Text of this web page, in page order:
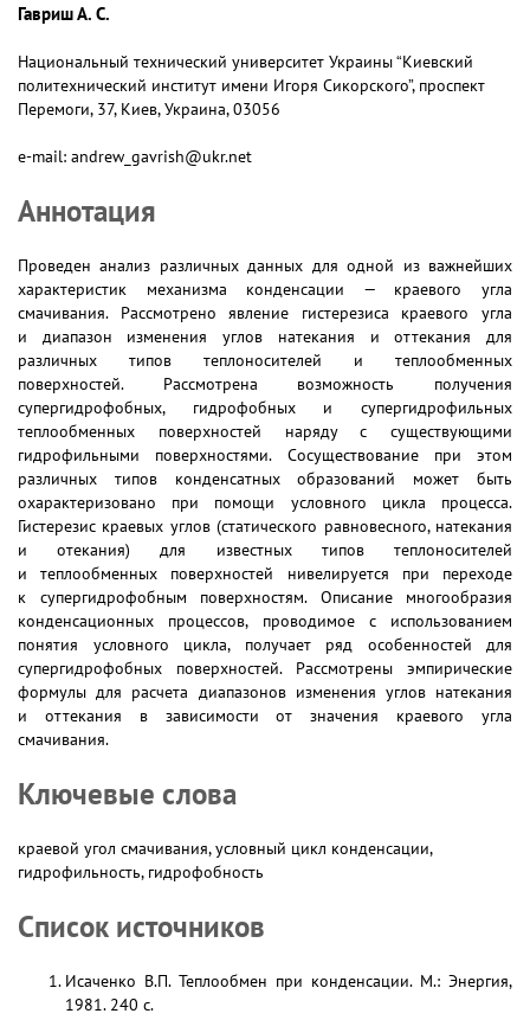
Гавриш А. С.
Национальный технический университет Украины “Киевский
политехнический институт имени Игоря Сикорского”, проспект
Перемоги, 37, Киев, Украина, 03056
e-mail: andrew_gavrish@ukr.net
Аннотация
Проведен анализ различных данных для одной из важнейших
характеристик механизма конденсации — краевого угла
смачивания. Рассмотрено явление гистерезиса краевого угла
и диапазон изменения углов натекания и оттекания для
различных типов теплоносителей и теплообменных
поверхностей. Рассмотрена возможность получения
супергидрофобных, гидрофобных и супергидрофильных
теплообменных поверхностей наряду с существующими
гидрофильными поверхностями. Сосуществование при этом
различных типов конденсатных образований может быть
охарактеризовано при помощи условного цикла процесса.
Гистерезис краевых углов (статического равновесного, натекания
и отекания) для известных типов теплоносителей
и теплообменных поверхностей нивелируется при переходе
к супергидрофобным поверхностям. Описание многообразия
конденсационных процессов, проводимое с использованием
понятия условного цикла, получает ряд особенностей для
супергидрофобных поверхностей. Рассмотрены эмпирические
формулы для расчета диапазонов изменения углов натекания
и оттекания в зависимости от значения краевого угла
смачивания.
Ключевые слова
краевой угол смачивания, условный цикл конденсации,
гидрофильность, гидрофобность
Список источников
Исаченко В.П. Теплообмен при конденсации. М.: Энергия,
1981. 240 с.